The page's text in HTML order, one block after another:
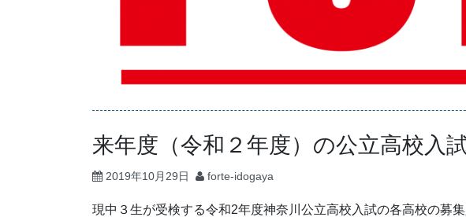
来年度（令和２年度）の公立高校入
2019年10月29日 forte-idogaya
現中３生が受検する令和2年度神奈川公立高校入試の各高校の募集